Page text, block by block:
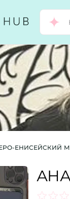
ЕНИСЕЙСКИЙ